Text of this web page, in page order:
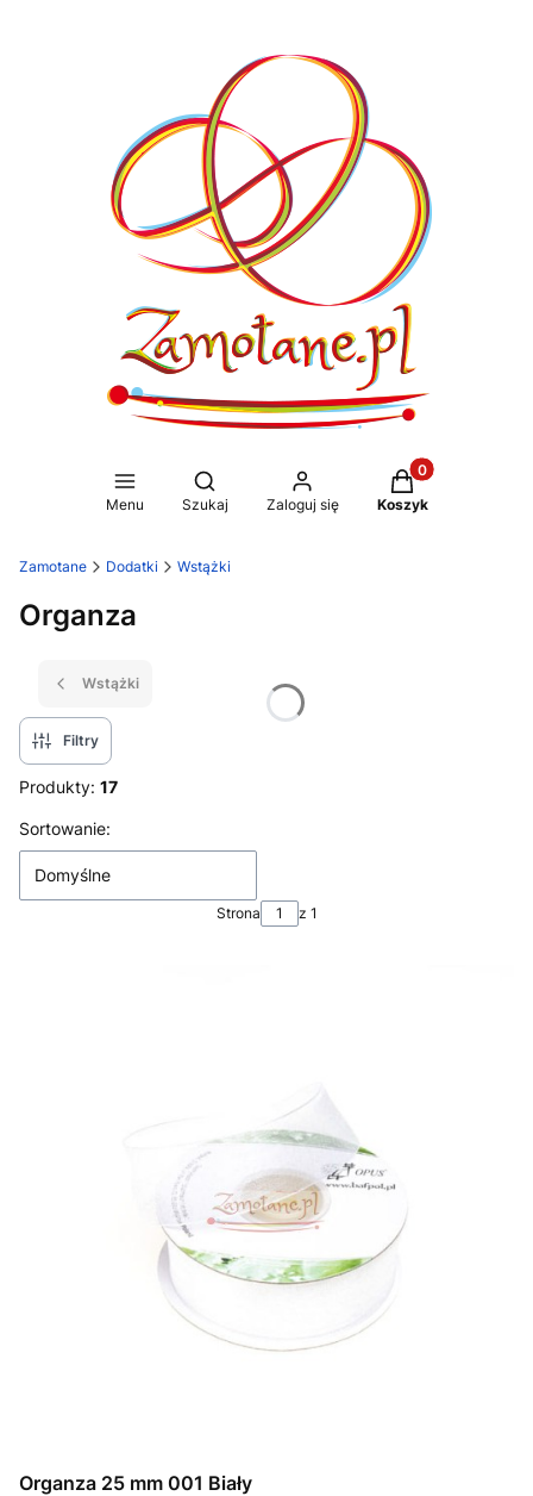
Menu
Otwórz wyszukiwarkę
Szukaj Zaloguj się
Produkty w
Koszyk
Zamotane Dodatki Wstążki
Organza
Wstążki
Filtry
Produkty: 17
Lista produktów
Sortowanie:
Domyślne
Strona z 1
Organza 25 mm 001 Biały